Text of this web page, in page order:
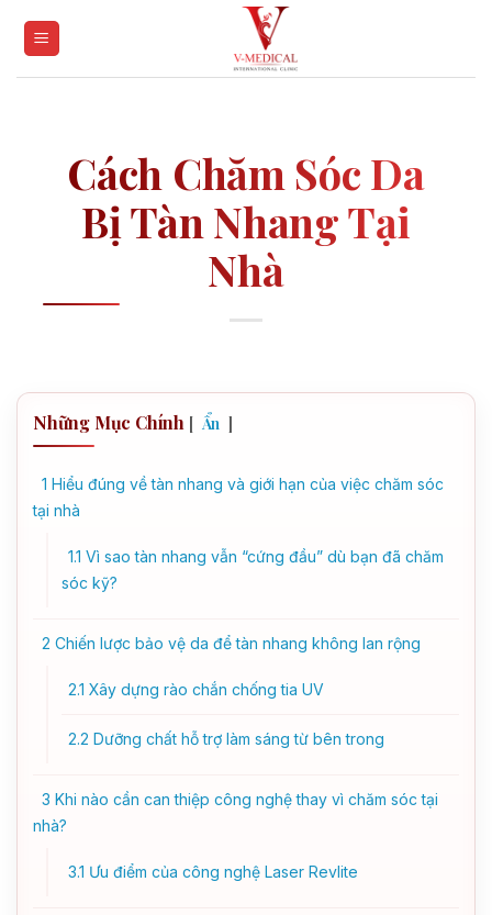
Cách Chăm Sóc Da
Bị Tàn Nhang Tại
Nhà
Những Mục Chính [ Ẩn ]
1 Hiểu đúng về tàn nhang và giới hạn của việc chăm sóc
tại nhà
1.1 Vì sao tàn nhang vẫn “cứng đầu” dù bạn đã chăm
sóc kỹ?
2 Chiến lược bảo vệ da để tàn nhang không lan rộng
2.1 Xây dựng rào chắn chống tia UV
2.2 Dưỡng chất hỗ trợ làm sáng từ bên trong
3 Khi nào cần can thiệp công nghệ thay vì chăm sóc tại
nhà?
3.1 Ưu điểm của công nghệ Laser Revlite